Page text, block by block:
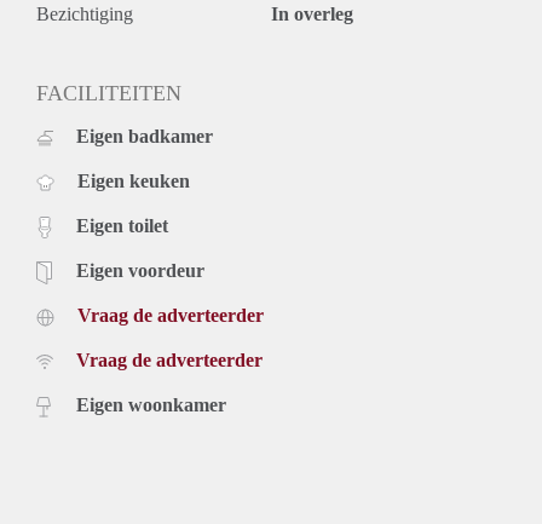
Bezichtiging In overleg
FACILITEITEN
Eigen badkamer
Eigen keuken
Eigen toilet
Eigen voordeur
Vraag de adverteerder
Vraag de adverteerder
Eigen woonkamer